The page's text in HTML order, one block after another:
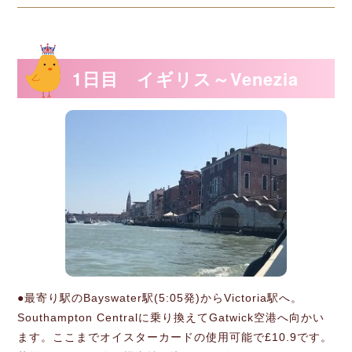
1日目 イギリス～Venezia
●最寄り駅のBayswater駅(5:05発)からVictoria駅へ。
Southampton Centralに乗り換えてGatwick空港へ向かい
ます。ここまでオイスターカードの使用可能で£10.9です。